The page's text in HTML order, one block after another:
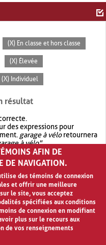
(X) En classe et hors classe
(X) Élevée
(X) Individuel
résultat
des expressions pour
garage à véloretournera
à vélo".
avec OR.garage OR vélo
quegarage à vélo
AFIN DE
DE NAVIGATION.
des témoins de connexion
et offrir une meilleure
le site, vous acceptez
spécifiées aux conditions
de connexion en modifiant
plus sur le recours aux
de vos renseignements